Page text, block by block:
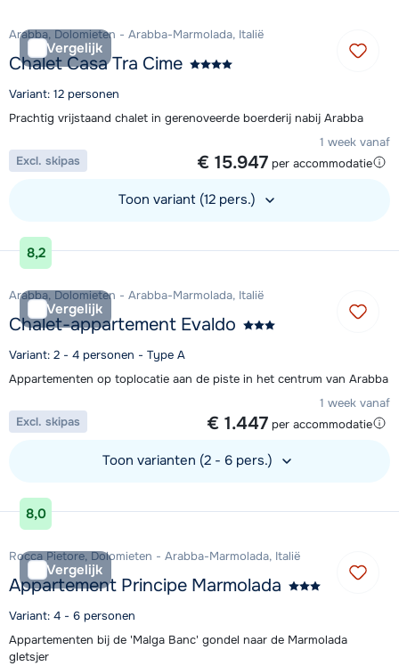
Vergelijk
Arabba, Dolomieten - Arabba-Marmolada, Italië
Chalet Casa Tra Cime
Variant: 12 personen
Prachtig vrijstaand chalet in gerenoveerde boerderij nabij Arabba
1 week vanaf
€ 15.947 per accommodatie
Excl. skipas
Toon variant (12 pers.)
Bekijk accommodatie
8,2
Vergelijk
Arabba, Dolomieten - Arabba-Marmolada, Italië
Chalet-appartement Evaldo
Variant: 2 - 4 personen - Type A
Appartementen op toplocatie aan de piste in het centrum van Arabba
1 week vanaf
€ 1.447 per accommodatie
Excl. skipas
Toon varianten (2 - 6 pers.)
Bekijk accommodatie
8,0
Vergelijk
Rocca Pietore, Dolomieten - Arabba-Marmolada, Italië
Appartement Principe Marmolada
Variant: 4 - 6 personen
Appartementen bij de 'Malga Banc' gondel naar de Marmolada
gletsjer